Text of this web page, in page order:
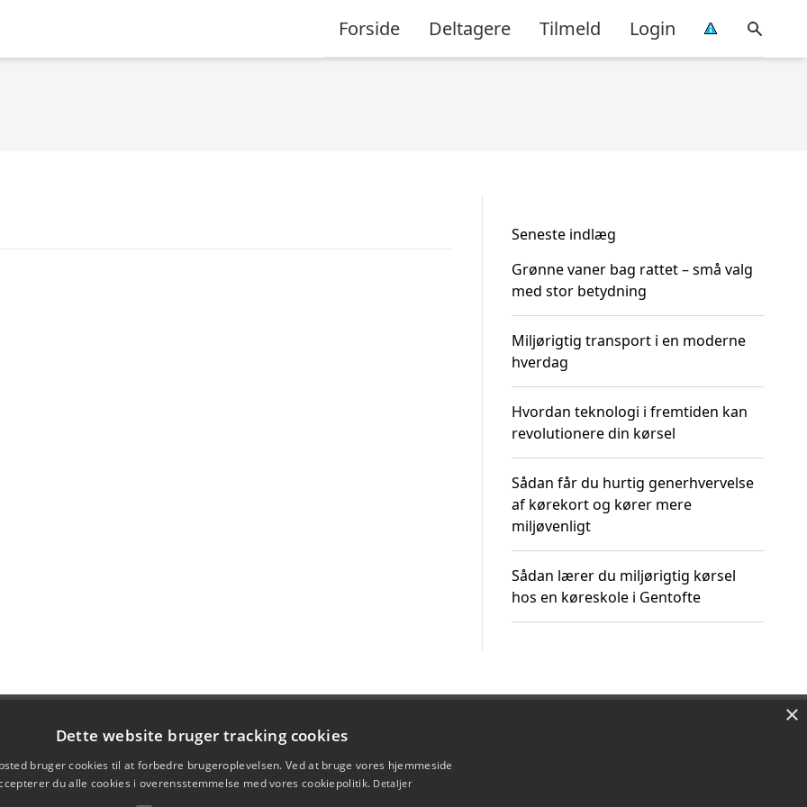
Forside Deltagere Tilmeld Login
Seneste indlæg
Grønne vaner bag rattet – små valg
med stor betydning
Miljørigtig transport i en moderne
hverdag
Hvordan teknologi i fremtiden kan
revolutionere din kørsel
Sådan får du hurtig generhvervelse
af kørekort og kører mere
miljøvenligt
Sådan lærer du miljørigtig kørsel
hos en køreskole i Gentofte
×
Dette website bruger tracking cookies
bruger cookies til at forbedre brugeroplevelsen. Ved at bruge vores hjemmeside
du alle cookies i overensstemmelse med vores cookiepolitik. Detaljer